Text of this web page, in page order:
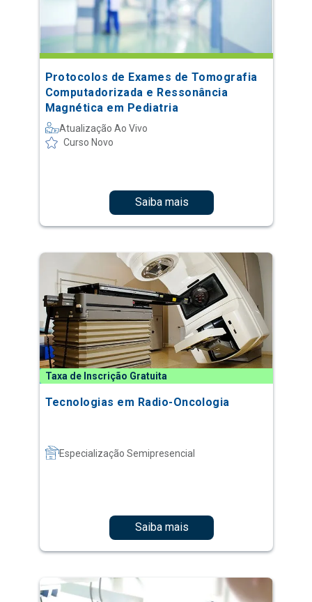
Protocolos de Exames de Tomografia
Computadorizada e Ressonância
Magnética em Pediatria
Atualização Ao Vivo
Curso Novo
Saiba mais
Taxa de Inscrição Gratuita
Tecnologias em Radio-Oncologia
Especialização Semipresencial
Saiba mais